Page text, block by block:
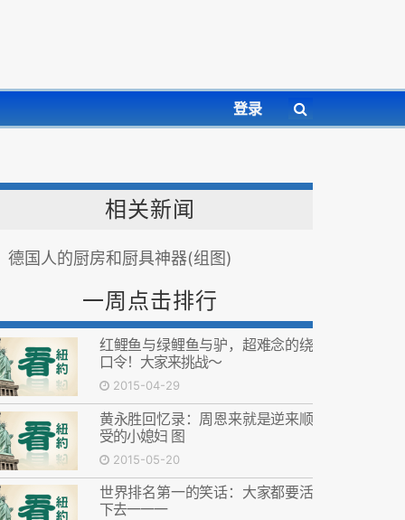
登录
相关新闻
德国人的厨房和厨具神器(组图)
一周点击排行
红鲤鱼与绿鲤鱼与驴，超难念的绕
口令！大家来挑战～
2015-04-29
黄永胜回忆录：周恩来就是逆来顺
受的小媳妇 图
2015-05-20
世界排名第一的笑话：大家都要活
下去一一一